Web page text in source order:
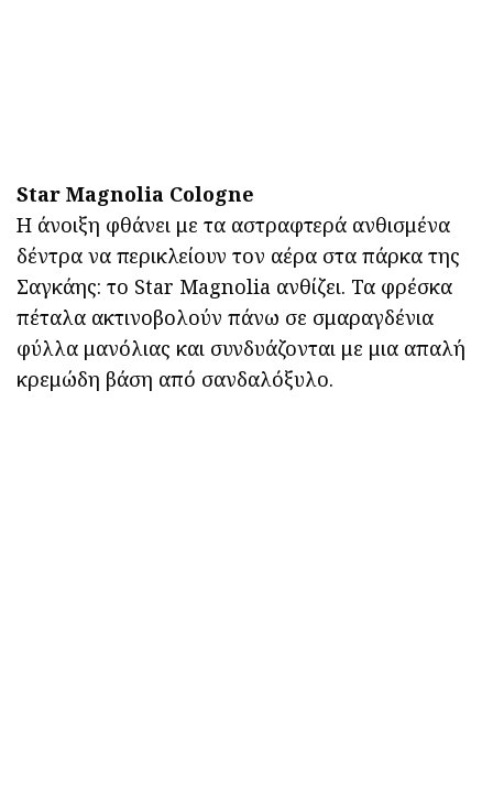
Star Magnolia Cologne
Η άνοιξη φθάνει με τα αστραφτερά ανθισμένα
δέντρα να περικλείουν τον αέρα στα πάρκα της
Σαγκάης: το Star Magnolia ανθίζει. Τα φρέσκα
πέταλα ακτινοβολούν πάνω σε σμαραγδένια
φύλλα μανόλιας και συνδυάζονται με μια απαλή
κρεμώδη βάση από σανδαλόξυλο.